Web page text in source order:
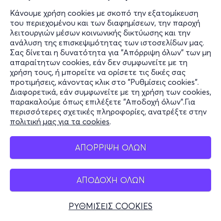
Κάνουμε χρήση cookies με σκοπό την εξατομίκευση
του περιεχομένου και των διαφημίσεων, την παροχή
λειτουργιών μέσων κοινωνικής δικτύωσης και την
ανάλυση της επισκεψιμότητας των ιστοσελίδων μας.
Σας δίνεται η δυνατότητα για "Απόρριψη όλων" των μη
απαραίτητων cookies, εάν δεν συμφωνείτε με τη
χρήση τους, ή μπορείτε να ορίσετε τις δικές σας
προτιμήσεις, κάνοντας κλικ στο "Ρυθμίσεις cookies".
Διαφορετικά, εάν συμφωνείτε με τη χρήση των cookies,
παρακαλούμε όπως επιλέξετε "Αποδοχή όλων".Για
περισσότερες σχετικές πληροφορίες, ανατρέξτε στην
πολιτική μας για τα cookies.
ΑΠΟΡΡΙΨΗ ΟΛΩΝ
ΑΠΟΔΟΧΗ ΟΛΩΝ
ΡΥΘΜΙΣΕΙΣ COOKIES
Τετ, 16/9
Maria Callas Museum
Μητροπόλεως 44, Αθήνα 10563
Maria Callas Museum - Αθήνα, Αττική
από 3€
Εισιτήρια
Maria Callas Museum
Μητροπόλεως 44, Αθήνα 10563
Maria Callas Museum - Αθήνα, Αττική